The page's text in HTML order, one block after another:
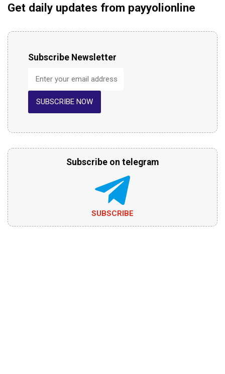
Get daily updates from payyolionline
Subscribe Newsletter
SUBSCRIBE NOW
Subscribe on telegram
SUBSCRIBE